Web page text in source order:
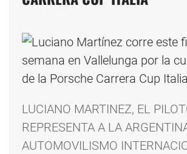
LUCIANO MARTINEZ, EL
REPRESENTA A LA
AUTOMOVILISMO